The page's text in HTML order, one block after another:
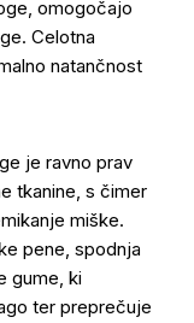
omogočajo
Celotna
natančnost
je ravno prav
tkanine, s čimer
miške.
pene, spodnja
gume, ki
ter preprečuje